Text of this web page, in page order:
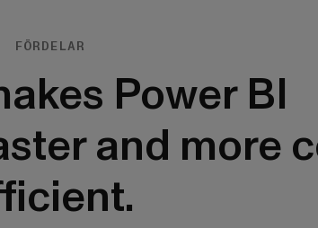
FÖRDELAR
Power BI
and more